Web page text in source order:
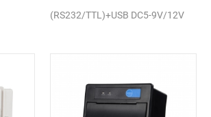
الحرارية
(RS232/TTL)+USB DC5-9V/12V